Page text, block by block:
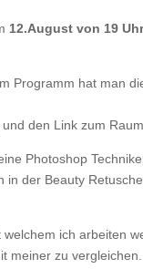
12.August von 19
Programm hat man
den Link zum
Photoshop
der Beauty
ich arbeiten
meiner zu vergleichen.